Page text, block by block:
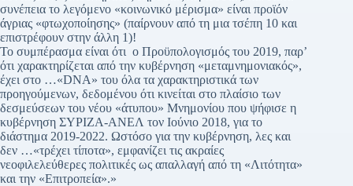
συνέπεια το λεγόμενο «κοινωνικό μέρισμα» είναι προϊόν
άγριας «φτωχοποίησης» (παίρνουν από τη μια τσέπη 10 και
επιστρέφουν στην άλλη 1)!
Το συμπέρασμα είναι ότι ο Προϋπολογισμός του 2019, παρ’
ότι χαρακτηρίζεται από την κυβέρνηση «μεταμνημονιακός»,
έχει στο …«DNA» του όλα τα χαρακτηριστικά των
προηγούμενων, δεδομένου ότι κινείται στο πλαίσιο των
δεσμεύσεων του νέου «άτυπου» Μνημονίου που ψήφισε η
κυβέρνηση ΣΥΡΙΖΑ-ΑΝΕΛ τον Ιούνιο 2018, για το
διάστημα 2019-2022. Ωστόσο για την κυβέρνηση, λες και
δεν …«τρέχει τίποτα», εμφανίζει τις ακραίες
νεοφιλελεύθερες πολιτικές ως απαλλαγή από τη «Λιτότητα»
και την «Επιτροπεία».»